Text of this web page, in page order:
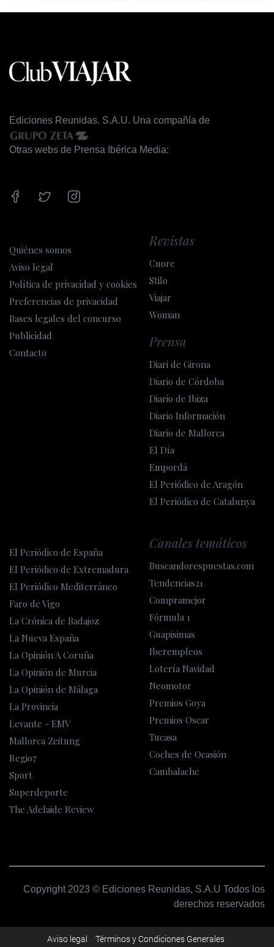
Servicio de limpieza
Ediciones Reunidas. S.A.U. Una compañía de
Otras webs de Prensa Ibérica Media:
Quiénes somos
Aviso legal
Política de privacidad y cookies
Preferencias de privacidad
Bases legales del concurso
Publicidad
Contacto
Revistas
Cuore
Stilo
Viajar
Woman
Prensa
Diari de Girona
Diario de Córdoba
Diario de Ibiza
Diario Información
Diario de Mallorca
El Día
Empordá
El Periódico de Aragón
El Periódico de Catalunya
El Periódico de España
El Periódico de Extremadura
El Periódico Mediterráneo
Faro de Vigo
La Crónica de Badajoz
La Nueva España
La Opinión A Coruña
La Opinión de Murcia
La Opinión de Málaga
La Provincia
Levante - EMV
Mallorca Zeitung
Regio7
Sport
Superdeporte
The Adelaide Review
Canales temáticos
Buscandorespuestas.com
Tendencias21
Compramejor
Fórmula 1
Guapisimas
Iberempleos
Lotería Navidad
Neomotor
Premios Goya
Premios Oscar
Tucasa
Coches de Ocasión
Cambalache
Copyright 2023 © Ediciones Reunidas, S.A.U Todos los
derechos reservados
Aviso legal Términos y Condiciones Generales